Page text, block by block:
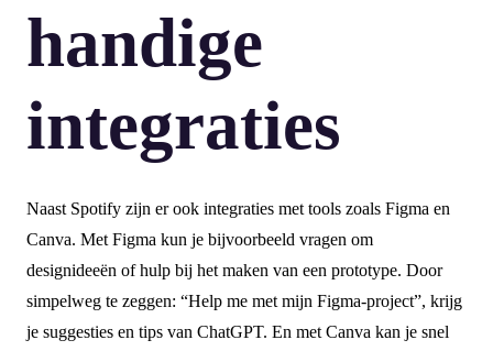
handige
integraties
Naast Spotify zijn er ook integraties met tools zoals Figma en
Canva. Met Figma kun je bijvoorbeeld vragen om
designideeën of hulp bij het maken van een prototype. Door
simpelweg te zeggen: “Help me met mijn Figma-project”, krijg
je suggesties en tips van ChatGPT. En met Canva kan je snel